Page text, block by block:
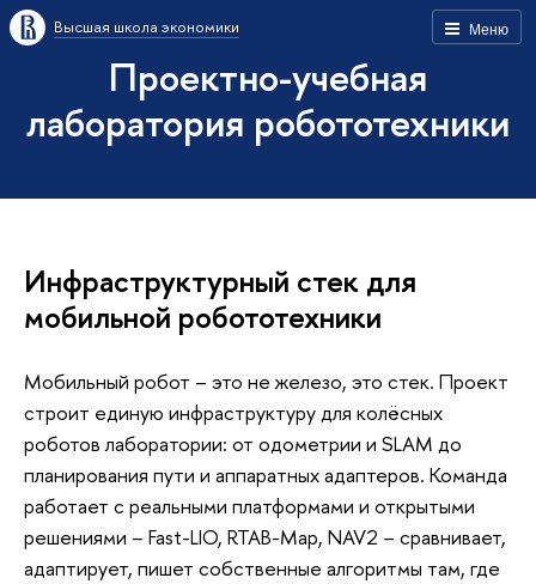
Меню
Высшая школа экономики
Проектно-учебная
лаборатория робототехники
Инфраструктурный стек для
мобильной робототехники
Мобильный робот – это не железо, это стек. Проект
строит единую инфраструктуру для колёсных
роботов лаборатории: от одометрии и SLAM до
планирования пути и аппаратных адаптеров. Команда
работает с реальными платформами и открытыми
решениями – Fast-LIO, RTAB-Map, NAV2 – сравнивает,
адаптирует, пишет собственные алгоритмы там, где